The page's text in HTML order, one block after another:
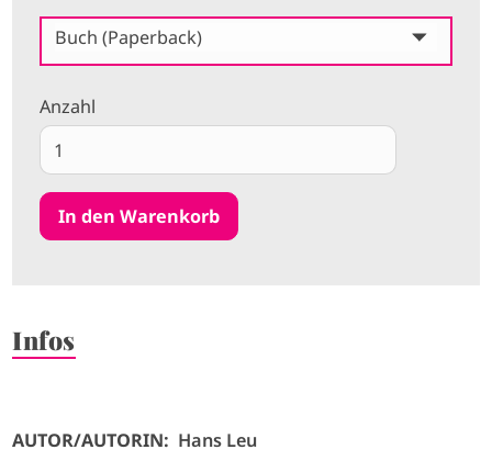
Buch (Paperback)
Anzahl
Infos
AUTOR/AUTORIN: Hans Leu